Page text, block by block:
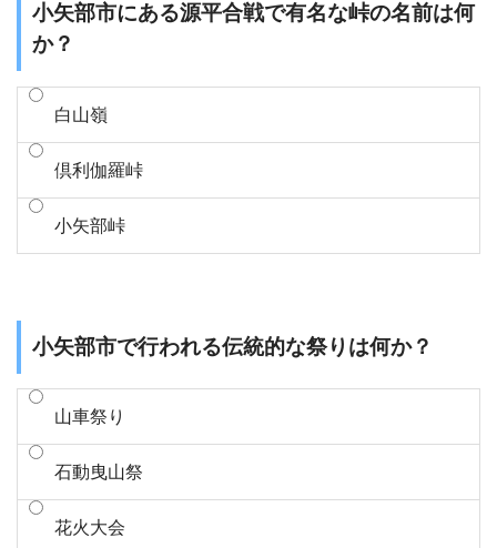
小矢部市にある源平合戦で有名な峠の名前は何
か？
白山嶺
倶利伽羅峠
小矢部峠
小矢部市で行われる伝統的な祭りは何か？
山車祭り
石動曳山祭
花火大会